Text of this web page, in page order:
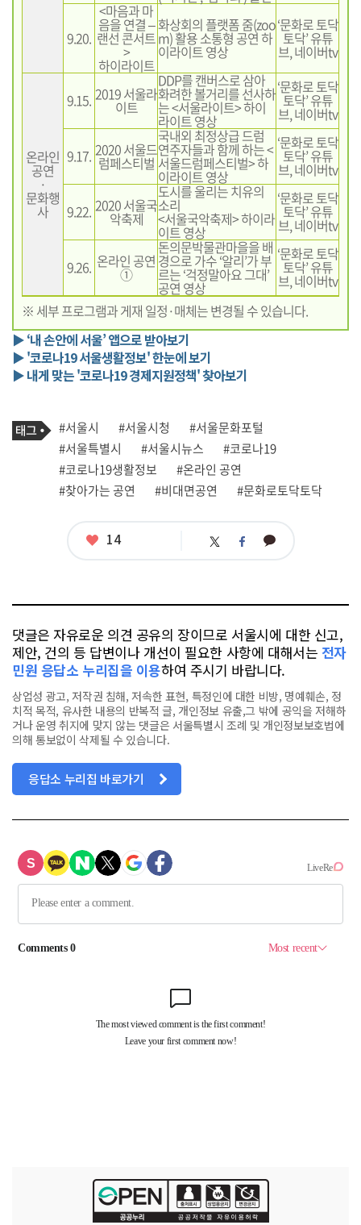
9.20.
<마음과 마
음을 연결 –
랜선 콘서트
>
하이라이트
화상회의 플랫폼 줌(zoo
m) 활용 소통형 공연 하
이라이트 영상
‘문화로 토닥
토닥’ 유튜
브, 네이버tv
온라인
공연
·
문화행
사
9.15. 2019 서울라
이트
DDP를 캔버스로 삼아
화려한 볼거리를 선사하
는 <서울라이트> 하이
라이트 영상
‘문화로 토닥
토닥’ 유튜
브, 네이버tv
9.17. 2020 서울드
럼페스티벌
국내외 최정상급 드럼
연주자들과 함께 하는 <
서울드럼페스티벌> 하
이라이트 영상
‘문화로 토닥
토닥’ 유튜
브, 네이버tv
9.22. 2020 서울국
악축제
도시를 울리는 치유의
소리
<서울국악축제> 하이라
이트 영상
‘문화로 토닥
토닥’ 유튜
브, 네이버tv
9.26. 온라인 공연
①
돈의문박물관마을을 배
경으로 가수 ‘알리’가 부
르는 ‘걱정말아요 그대’
공연 영상
‘문화로 토닥
토닥’ 유튜
브, 네이버tv
※ 세부 프로그램과 게재 일정·매체는 변경될 수 있습니다.
▶ ‘내 손안에 서울’ 앱으로 받아보기
▶ '코로나19 서울생활정보' 한눈에 보기
▶ 내게 맞는 '코로나19 경제지원정책' 찾아보기
기
사
관
련
태
그
태
그
#서울시 #서울시청
#서울문화포털
#서울특별시
#서울시뉴스
#코로나19
#코로나19생활정보
#온라인 공연
#찾아가는 공연
#비대면공연 #문화로토닥토닥
좋
14 트 페 카
댓글은 자유로운 의견 공유의 장이므로 서울시에 대한 신고,
제안, 건의 등 답변이나 개선이 필요한 사항에 대해서는 전자
민원 응답소 누리집을 이용하여 주시기 바랍니다.
상업성 광고, 저작권 침해, 저속한 표현, 특정인에 대한 비방, 명예훼손, 정
치적 목적, 유사한 내용의 반복적 글, 개인정보 유출,그 밖에 공익을 저해하
거나 운영 취지에 맞지 않는 댓글은 서울특별시 조례 및 개인정보보호법에
의해 통보없이 삭제될 수 있습니다.
응답소 누리집 바로가기